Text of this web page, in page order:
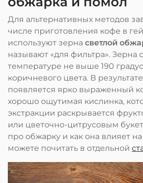
Для альтернативных методов
числе приготовления кофе в
используют зерна светлой
называют «для фильтра».
температуре не выше 190
коричневого цвета. В
появляется ярко выраженный
хорошо ощутимая кислинка,
экстракции раскрывается
или цветочно-цитрусовым
про обжарку и как она влияет
можете почитать в отдельной